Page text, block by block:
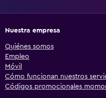
Nuestra empresa
Quiénes somos
Empleo
Móvil
Cómo funcionan nuestros
Códigos promocionales